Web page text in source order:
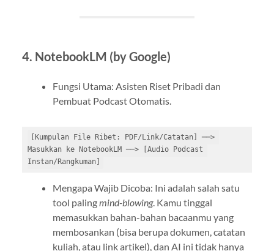
4. NotebookLM (by Google)
Fungsi Utama: Asisten Riset Pribadi dan
Pembuat Podcast Otomatis.
[Kumpulan File Ribet: PDF/Link/Catatan] ──>
Masukkan ke NotebookLM ──> [Audio Podcast
Mengapa Wajib Dicoba: Ini adalah salah satu
tool palingmind-blowing. Kamu tinggal
memasukkan bahan-bahan bacaanmu yang
membosankan (bisa berupa dokumen, catatan
kuliah, atau link artikel), dan AI ini tidak hanya